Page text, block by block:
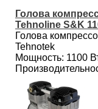
Голова
Tehnoline S&K
Голова
Tehnotek
Мощность: 1100